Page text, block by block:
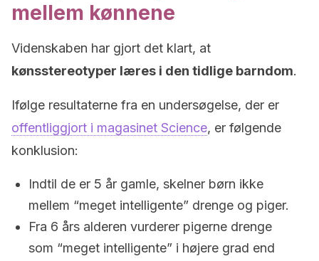
mellem kønnene
Videnskaben har gjort det klart, at
kønsstereotyper læres i den tidlige barndom.
Ifølge resultaterne fra en undersøgelse, der er
offentliggjort i magasinet Science, er følgende
konklusion:
Indtil de er 5 år gamle, skelner børn ikke
mellem “meget intelligente” drenge og piger.
Fra 6 års alderen vurderer pigerne drenge
som “meget intelligente” i højere grad end